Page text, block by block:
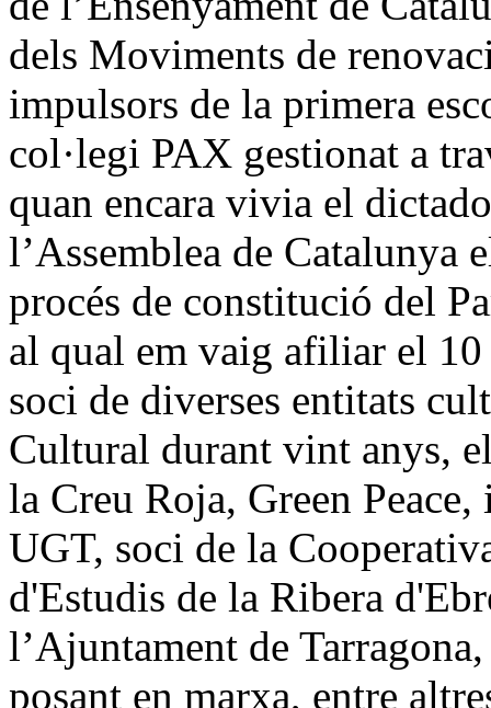
dels Moviments de
impulsors de la primera
col·legi PAX gestionat a
quan encara vivia el
l’Assemblea de Catalunya
procés de constitució del
al qual em vaig afiliar el 10
soci de diverses entitats
Cultural durant vint anys,
la Creu Roja, Green
UGT, soci de la
d'Estudis de la Ribera
l’Ajuntament de
posant en marxa, entre